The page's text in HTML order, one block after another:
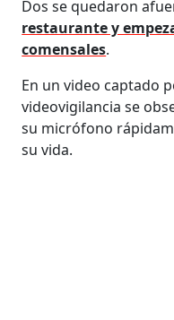
Dos se quedaron
restaurante y
comensales.
En un video captado
videovigilancia se
su micrófono
su vida.